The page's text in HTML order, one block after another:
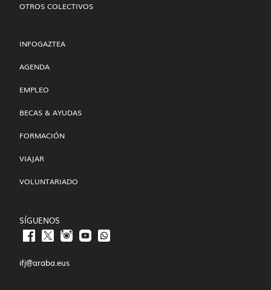
OTROS COLECTIVOS
INFOGAZTEA
AGENDA
EMPLEO
BECAS & AYUDAS
FORMACIÓN
VIAJAR
VOLUNTARIADO
SÍGUENOS
ifj@araba.eus